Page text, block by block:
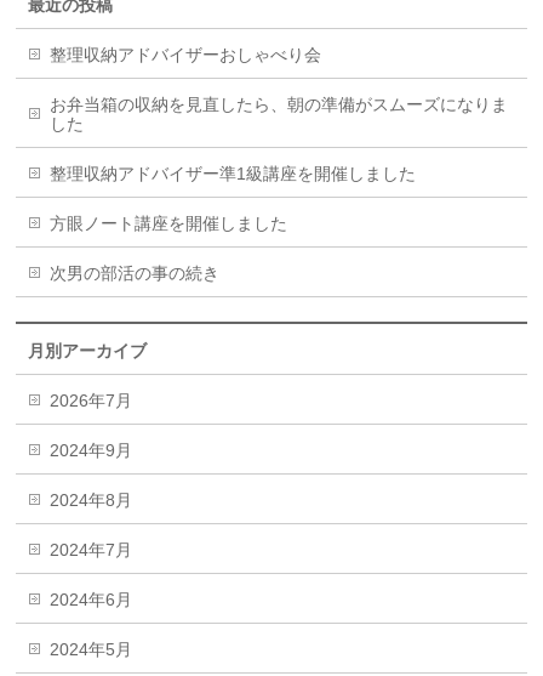
最近の投稿
整理収納アドバイザーおしゃべり会
お弁当箱の収納を見直したら、朝の準備がスムーズになりま
した
整理収納アドバイザー準1級講座を開催しました
方眼ノート講座を開催しました
次男の部活の事の続き
月別アーカイブ
2026年7月
2024年9月
2024年8月
2024年7月
2024年6月
2024年5月